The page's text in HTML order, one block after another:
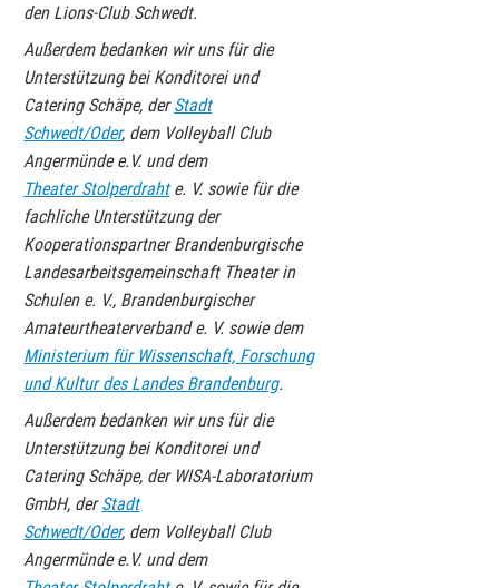
den Lions-Club Schwedt.
Außerdem bedanken wir uns für die
Unterstützung bei Konditorei und
Catering Schäpe, derStadt
Schwedt/Oder, dem Volleyball Club
Angermünde e.V. und dem
Theater Stolperdrahte. V. sowie für die
fachliche Unterstützung der
Kooperationspartner Brandenburgische
Landesarbeitsgemeinschaft Theater in
Schulen e. V., Brandenburgischer
Amateurtheaterverband e. V. sowie dem
Ministerium für Wissenschaft, Forschung
und Kultur des Landes Brandenburg.
Außerdem bedanken wir uns für die
Unterstützung bei Konditorei und
Catering Schäpe, der WISA-Laboratorium
GmbH, derStadt
Schwedt/Oder, dem Volleyball Club
Angermünde e.V. und dem